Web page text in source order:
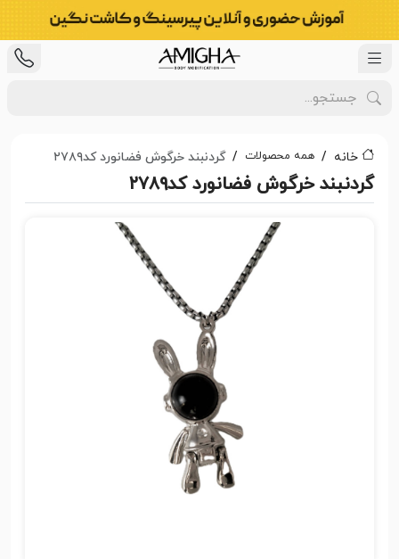
خانه همه محصولات گردنبند خرگوش فضانورد کد۲۷۸۹
گردنبند خرگوش فضانورد کد۲۷۸۹